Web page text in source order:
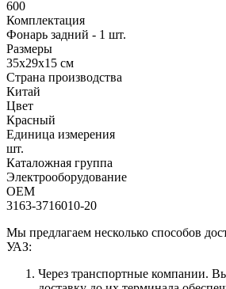
600
Комплектация
Фонарь задний - 1 шт.
Размеры
35х29х15 см
Страна производства
Китай
Цвет
Красный
Единица измерения
шт.
Каталожная группа
Электрооборудование
OEM
3163-3716010-20
Мы предлагаем несколько способов
УАЗ:
Через транспортные компании.